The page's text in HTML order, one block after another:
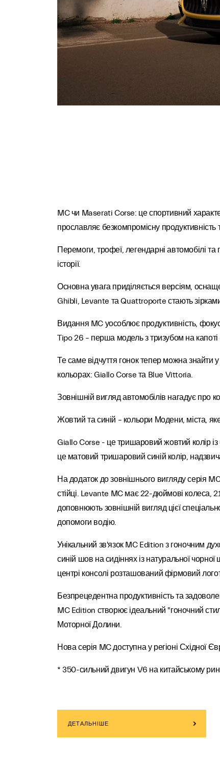
MC чи Maserati Corse: це спортивний
прославляє безкомпромісну
Перемоги, трофеї, легендарні автомобілі
історії.
Основна увага приділяється версіям,
Ghibli, Levante та Quattroporte стають
Видання MC уособлює продуктивність,
Tipo 26 – перша модель з тризубом на капоті
Те саме відчуття гонок тепер можна
кольорах: Giallo Corse та Blue Vittoria.
Зовнішній вигляд автомобілів нагадує про
Жовтий та синій – кольори Модени, міста,
Giallo Corse - це тришаровий жовтий колір
це матовий тришаровий синій колір,
На додаток до зовнішнього вигляду серія
стійці. Levante MC має 22-дюймові колеса,
доповнюють зовнішній вигляд цієї
допомоги водію.
Унікальний зв'язок MC Edition з гоночним
синій шов на сидіннях із натуральної
центрі консолі розташований фірмовий
Безпрецедентна продуктивність та
MC Edition створює ідеальний "гоночний
Моторної Долини.
Нова серія MC доступна у регіоні Східної
* 350-сильний двигун V6 на китайському
ДЕТАЛЬНІШЕ